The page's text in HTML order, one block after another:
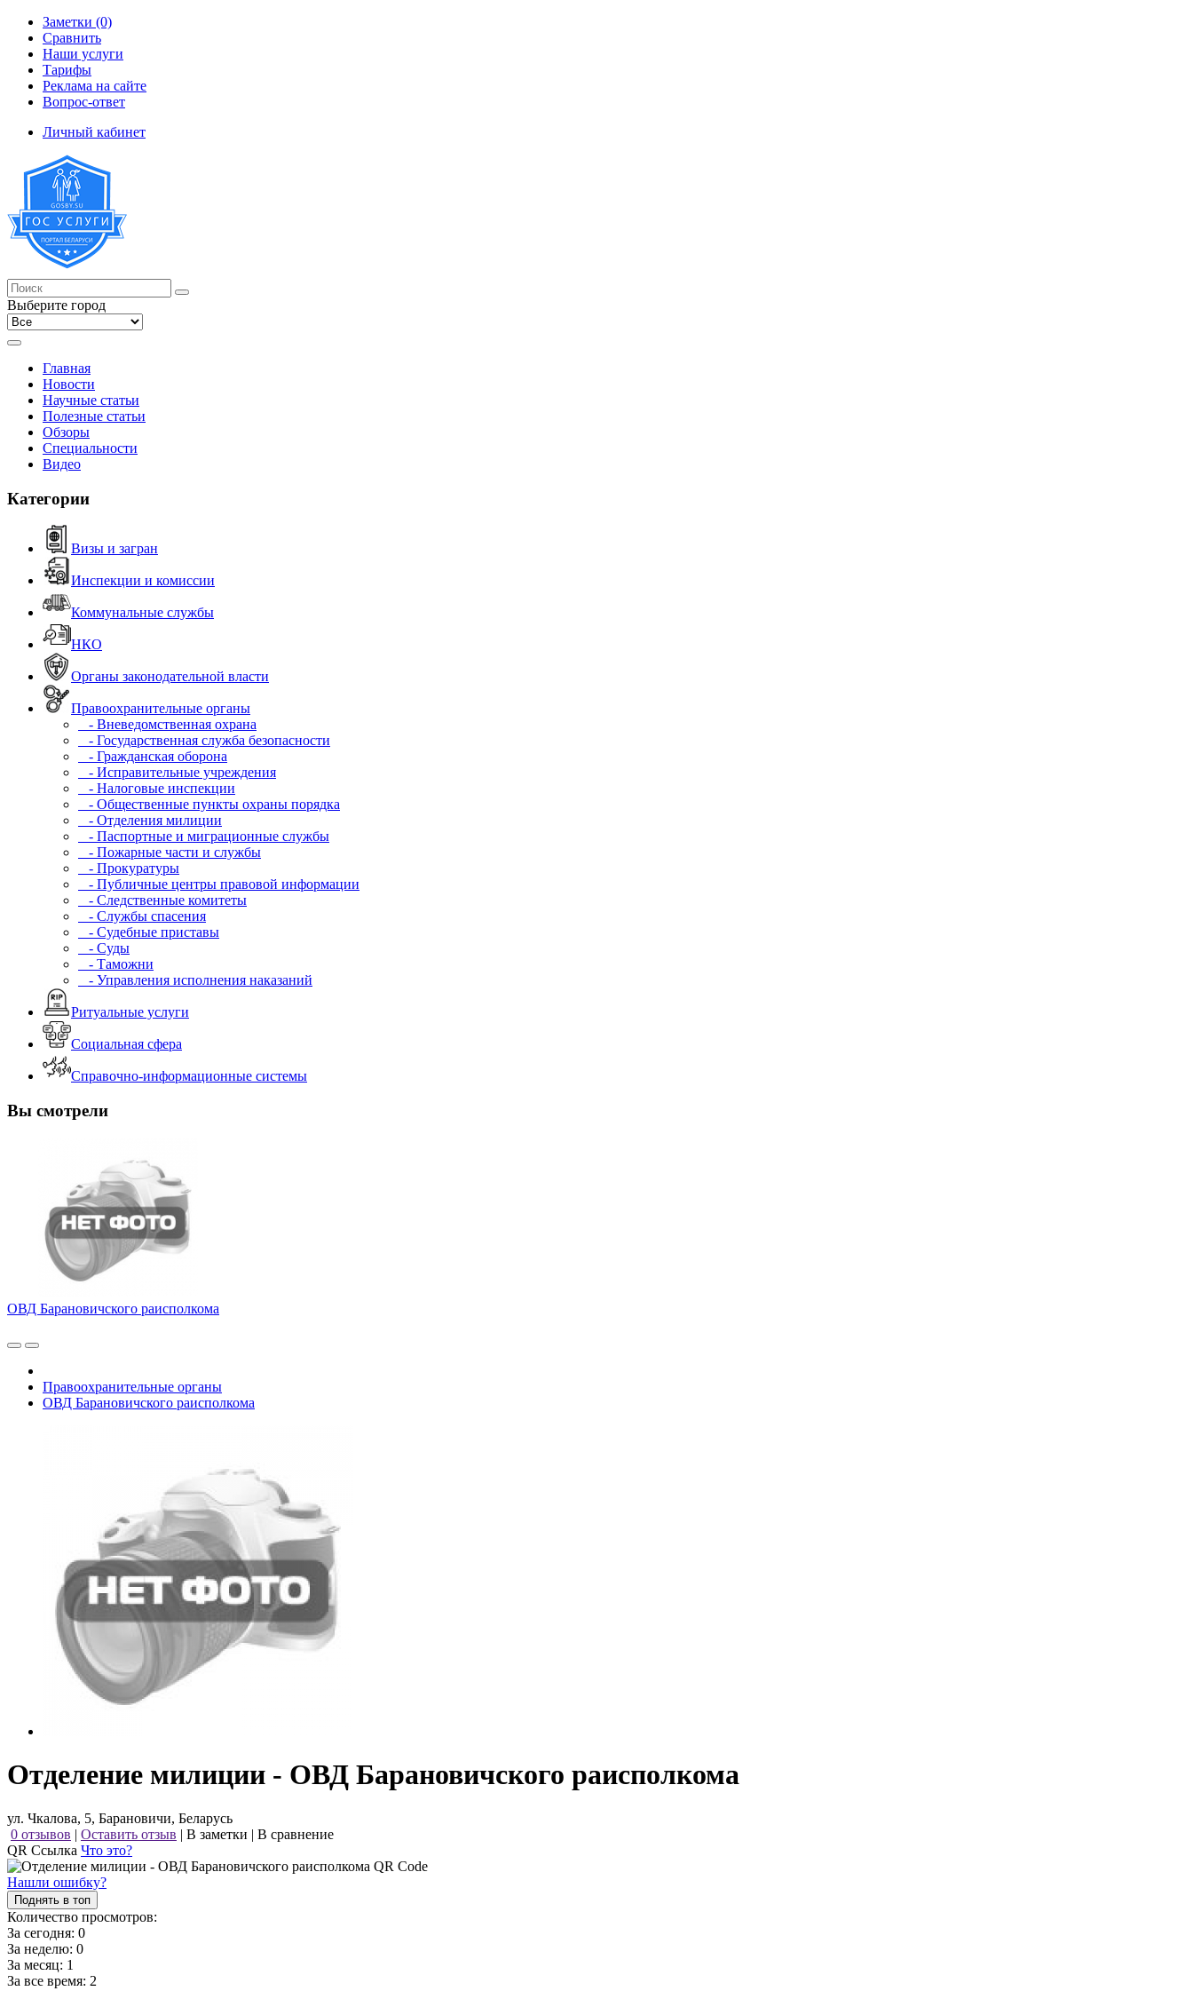
Заметки (0)
Сравнить
Наши услуги
Тарифы
Реклама на сайте
Вопрос-ответ
Личный кабинет
Выберите город
Главная
Новости
Научные статьи
Полезные статьи
Обзоры
Специальности
Видео
Категории
Визы и загран
Инспекции и комиссии
Коммунальные службы
НКО
Органы законодательной власти
Правоохранительные органы
- Вневедомственная охрана
- Государственная служба безопасности
- Гражданская оборона
- Исправительные учреждения
- Налоговые инспекции
- Общественные пункты охраны порядка
- Отделения милиции
- Паспортные и миграционные службы
- Пожарные части и службы
- Прокуратуры
- Публичные центры правовой информации
- Следственные комитеты
- Службы спасения
- Судебные приставы
- Суды
- Таможни
- Управления исполнения наказаний
Ритуальные услуги
Социальная сфера
Справочно-информационные системы
Вы смотрели
ОВД Барановичского раисполкома
Правоохранительные органы
ОВД Барановичского раисполкома
Отделение милиции - ОВД Барановичского раисполкома
ул. Чкалова, 5, Барановичи, Беларусь
0 отзывов | Оставить отзыв | В заметки | В сравнение
QR Ссылка Что это?
Нашли ошибку?
Поднять в топ
Количество просмотров:
За сегодня: 0
За неделю: 0
За месяц: 1
За все время: 2